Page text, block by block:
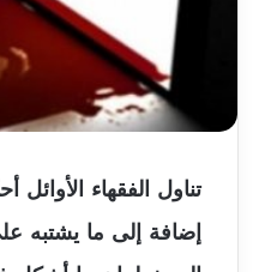
تناول الفقهاء
إضافة إلى ما يشتبه